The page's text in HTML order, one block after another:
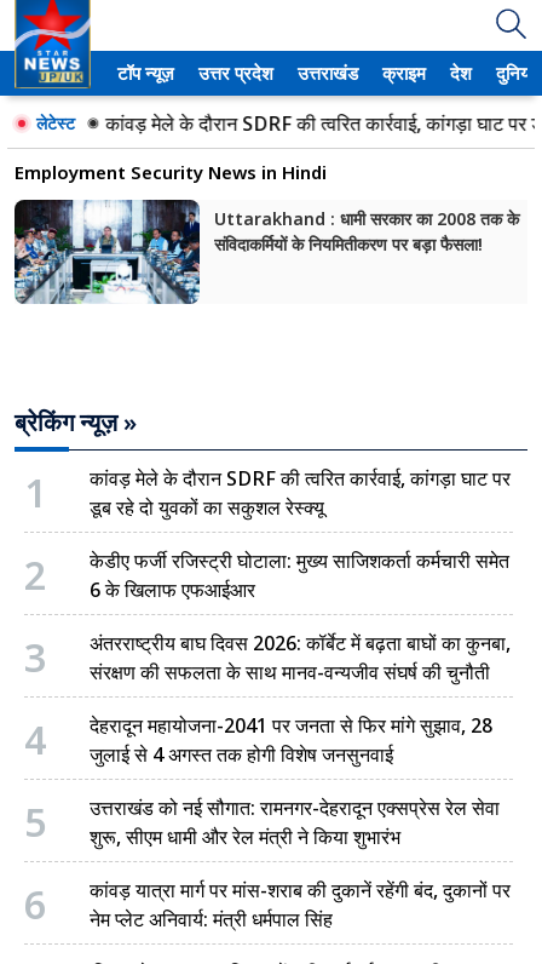
टॉप न्यूज़ उत्तर प्रदेश उत्तराखंड क्राइम देश दुनिया
लेटेस्ट कांवड़ मेले के दौरान SDRF की त्वरित कार्रवाई, कांगड़ा घाट
Employment Security News in Hindi
Uttarakhand : धामी सरकार का 2008 तक के
संविदाकर्मियों के नियमितीकरण पर बड़ा फैसला!
ब्रेकिंग न्यूज़ »
1
कांवड़ मेले के दौरान SDRF की त्वरित कार्रवाई, कांगड़ा घाट पर
डूब रहे दो युवकों का सकुशल रेस्क्यू
2
केडीए फर्जी रजिस्ट्री घोटाला: मुख्य साजिशकर्ता कर्मचारी समेत
6 के खिलाफ एफआईआर
3
अंतरराष्ट्रीय बाघ दिवस 2026: कॉर्बेट में बढ़ता बाघों का कुनबा,
संरक्षण की सफलता के साथ मानव-वन्यजीव संघर्ष की चुनौती
4
देहरादून महायोजना-2041 पर जनता से फिर मांगे सुझाव, 28
जुलाई से 4 अगस्त तक होगी विशेष जनसुनवाई
5
उत्तराखंड को नई सौगात: रामनगर-देहरादून एक्सप्रेस रेल सेवा
शुरू, सीएम धामी और रेल मंत्री ने किया शुभारंभ
6
कांवड़ यात्रा मार्ग पर मांस-शराब की दुकानें रहेंगी बंद, दुकानों पर
नेम प्लेट अनिवार्य: मंत्री धर्मपाल सिंह
उत्तर प्रदेश
अमेठी
आगरा
कानपुर
लखनऊ
उत्तराखंड
अल्मोड़ा
चंपावत
देहरादून
नैनीताल
बागेश्वर